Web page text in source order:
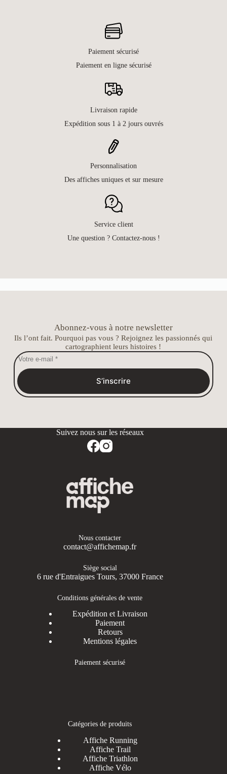
Paiement sécurisé
Paiement en ligne sécurisé
Livraison rapide
Expédition sous 1 à 2 jours ouvrés
Personnalisation
Des affiches uniques et sur mesure
Service client
Une question ? Contactez-nous !
Abonnez-vous à notre newsletter
Ils l’ont fait. Pourquoi pas vous ? Rejoignez les passionnés qui
cartographient leurs histoires !
S’inscrire
Nous contacter
contact@affichemap.fr
Siège social
6 rue d'Entraigues Tours, 37000 France
Conditions générales de vente
Expédition et Livraison
Paiement
Retours
Mentions légales
Paiement sécurisé
Catégories de produits
Affiche Running
Affiche Trail
Affiche Triathlon
Affiche Vélo